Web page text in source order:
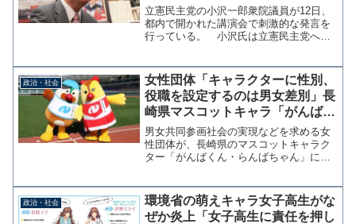
分からないことを政治家が言って
もしょうがない」
立憲民主党の小沢一郎衆院議員が12日、
都内で開かれた講演会で刺激的な発言を
行っている。 小沢氏は立憲民主党への
ー（平等）とか多様化とか、それがどう
いうことかほとんどの人...
政治・社会
女性団体「キャラクターに性別、
役職を設定するのは男女差別」長
崎県マスコットキャラ「がんばく
ん・らんばちゃん」の廃止を要望
男女共同参画社会の実現などを求める女
性団体が、長崎県のマスコットキャラク
ター「がんばくん・らんばちゃん」に性
廃止や見直しを求める要望所を県に提出
した。マスコットキャラク...
政治・社会
環境省の萌えキャラ女子高生がな
ぜか炎上「女子高生に責任を押し